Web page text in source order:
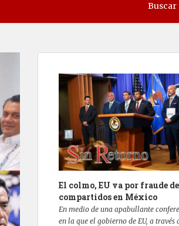
El colmo, EU va por fraude
compartidos en México
En medio de una apabullante
en la que el gobierno de EU, a través